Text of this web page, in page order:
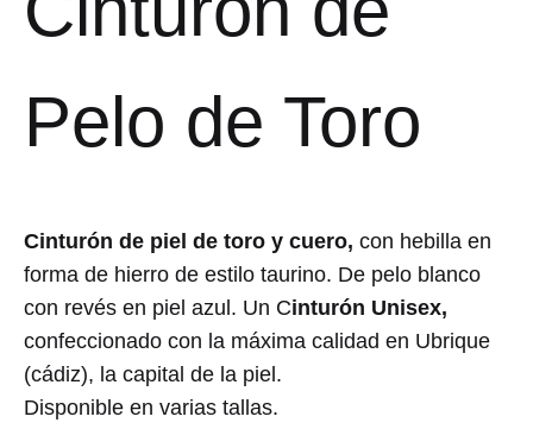
Pelo de Toro
Cinturón de piel de toro y cuero, con hebilla en
forma de hierro de estilo taurino. De pelo blanco
con revés en piel azul. Un Cinturón Unisex,
confeccionado con la máxima calidad en Ubrique
(cádiz), la capital de la piel.
Disponible en varias tallas.